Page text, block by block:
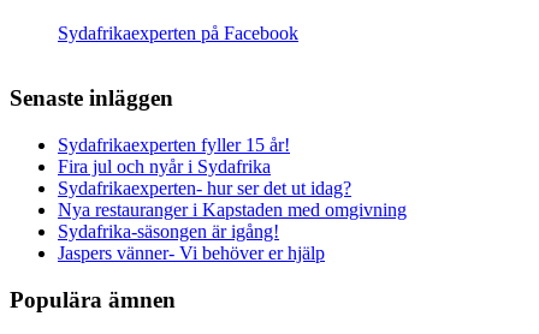
Sydafrikaexperten på Facebook
Senaste inläggen
Sydafrikaexperten fyller 15 år!
Fira jul och nyår i Sydafrika
Sydafrikaexperten- hur ser det ut idag?
Nya restauranger i Kapstaden med omgivning
Sydafrika-säsongen är igång!
Jaspers vänner- Vi behöver er hjälp
Populära ämnen